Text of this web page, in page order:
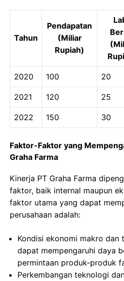
Tahun
Pendapatan
(Miliar
Rupiah)
2020 100 20
2021 120 25
2022 150 30
Faktor-Faktor yang
Graha Farma
Kinerja PT Graha Farma
faktor, baik internal maupun
faktor utama yang dapat
perusahaan adalah:
Kondisi ekonomi makro dan
dapat mempengaruhi daya
permintaan produk-produk
Perkembangan teknologi